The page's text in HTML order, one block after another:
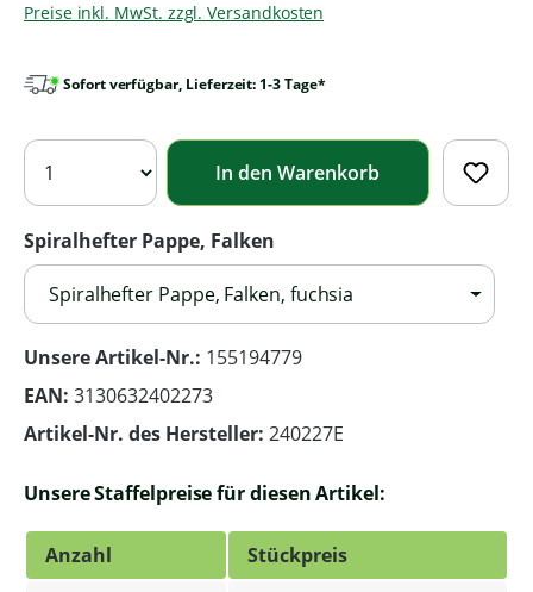
Preise inkl. MwSt. zzgl. Versandkosten
Sofort verfügbar, Lieferzeit: 1-3 Tage*
In den Warenkorb
Spiralhefter Pappe, Falken
Spiralhefter Pappe, Falken, fuchsia
Unsere Artikel-Nr.: 155194779
EAN: 3130632402273
Artikel-Nr. des Hersteller: 240227E
Unsere Staffelpreise für diesen Artikel:
Anzahl Stückpreis